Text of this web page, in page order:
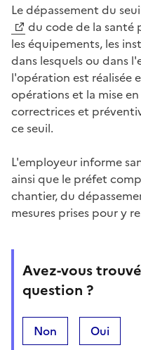
Le dépassement du
du code de la santé
les équipements, les
dans lesquels ou dans
l'opération est réalisée
opérations et la mise
correctrices et
ce seuil.
L'employeur informe
ainsi que le préfet
chantier, du
mesures prises pour y
Avez-vous
question ?
Non Oui